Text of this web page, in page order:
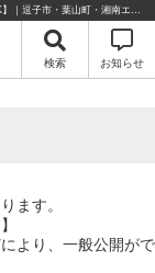
こちらは会員物件です【im-316568｜藤沢市花の木｜新築一戸建て｜4LDK】｜逗子市・葉山町・湘南エリアの不動産のことならセンチュリー21リビングライフにお任せください！
検索 お知らせ
ます。
より、一般公開がで